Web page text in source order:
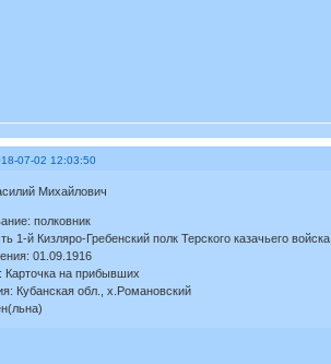
07-02 12:03:50
Михайлович
полковник
1-й Кизляро-Гребенский полк Терского казачьего войска
01.09.1916
Карточка на прибывших
Кубанская обл., х.Романовский